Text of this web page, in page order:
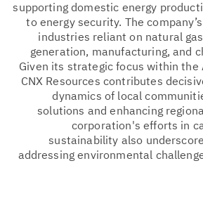
supporting domestic energy
to energy security. The
industries reliant on natural
generation, manufacturing, and
Given its strategic focus within the
CNX Resources contributes
dynamics of local
solutions and enhancing
corporation's efforts in
sustainability also
addressing environmental